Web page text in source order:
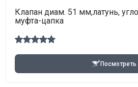
Клапан диам. 51 мм,латунь,
муфта-цапка
Посмотреть